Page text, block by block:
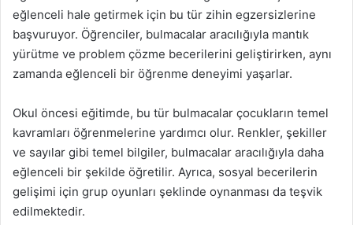
eğlenceli hale getirmek için bu tür zihin egzersizlerine
başvuruyor. Öğrenciler, bulmacalar aracılığıyla mantık
yürütme ve problem çözme becerilerini geliştirirken, aynı
zamanda eğlenceli bir öğrenme deneyimi yaşarlar.
Okul öncesi eğitimde, bu tür bulmacalar çocukların temel
kavramları öğrenmelerine yardımcı olur. Renkler, şekiller
ve sayılar gibi temel bilgiler, bulmacalar aracılığıyla daha
eğlenceli bir şekilde öğretilir. Ayrıca, sosyal becerilerin
gelişimi için grup oyunları şeklinde oynanması da teşvik
edilmektedir.